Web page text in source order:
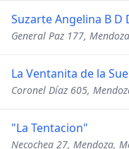
Suzarte Angelina B D
General Paz 177,
La Ventanita de la
Coronel Díaz 605,
"La Tentacion"
Necochea 27, Mendoza,